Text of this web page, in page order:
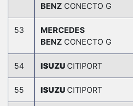
BENZ CONECTO G
53
MERCEDES
BENZ CONECTO G
54 ISUZU CITIPORT
55 ISUZU CITIPORT